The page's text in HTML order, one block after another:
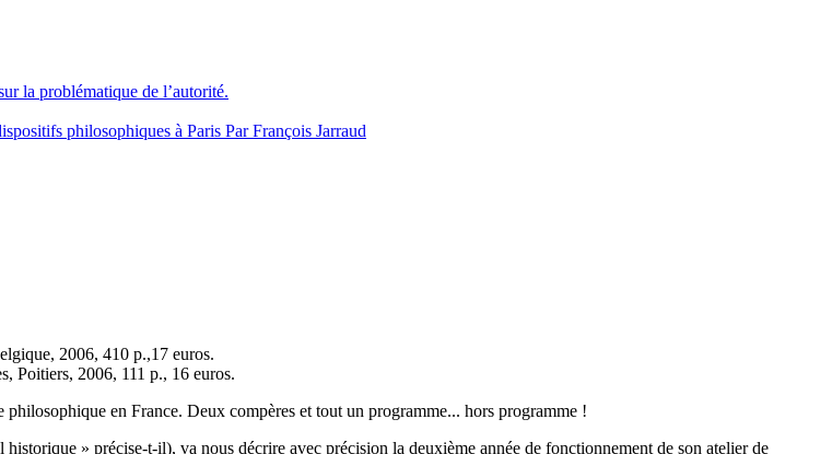
la problématique de l’autorité.
philosophiques à Paris Par François Jarraud
2006, 410 p.,17 euros.
Poitiers, 2006, 111 p., 16 euros.
en France. Deux compères et tout un programme... hors programme !
» précise-t-il), va nous décrire avec précision la deuxième année de fonctionnement de son atelier de